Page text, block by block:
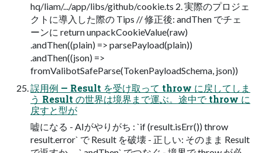
hq/liam/.../app/libs/github/cookie.ts 2. 実際のプロジェ
クトに導入した際の Tips // 修正後: andThen でチェ
ーンに return unpackCookieValue(raw)
.andThen((plain) => parsePayload(plain))
.andThen((json) =>
fromValibotSafeParse(TokenPayloadSchema, json))
誤用例 — Result を受け取って throw に戻してしま
う Result の世界は境界まで運ぶ。途中で throw に
戻すと型が
嘘になる - AIがやりがち : `if (result.isErr()) throw
result.error` で Result を破壊 - 正しい: そのまま Result